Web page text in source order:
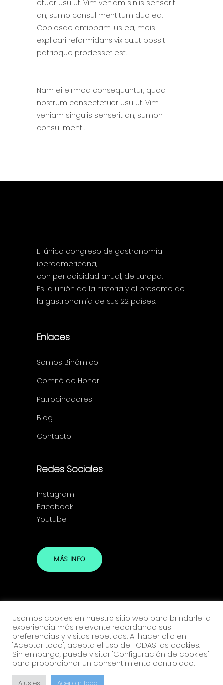
etuer usu ut. Vim veniam sinlis senserit
an, sumo consul mentitum duo ea.
Copiosae antiopam ius ea, meis
explicari reformidans vix cu.Ut possit
patrioque prodesset est.
Nam ei eirmod consequuntur, quod
nostrum consectetuer usu ut. Vim
veniam singulis senserit an, sumon
consul menti.
El único congreso de gastronomía
iberoamericana,
con periodicidad anual, de Europa.
Es la unión de la historia y el presente de
la gastronomía de sus 22 países.
Enlaces
Somos Binómico
Comité de Honor
Patrocinadores
Blog
Contacto
Redes Sociales
Instagram
Facebook
Youtube
MÁS INFO
Copyright @ BINÓMICO IV – 2025
Síguenos
Usamos cookies en nuestro sitio web para brindarle la
experiencia más relevante recordando sus
preferencias y visitas repetidas. Al hacer clic en
"Aceptar todo", acepta el uso de TODAS las cookies.
Sin embargo, puede visitar "Configuración de cookies"
para proporcionar un consentimiento controlado.
Ajustes Aceptar todo